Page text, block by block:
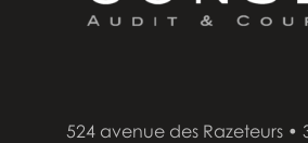
524 avenue des Razeteurs •